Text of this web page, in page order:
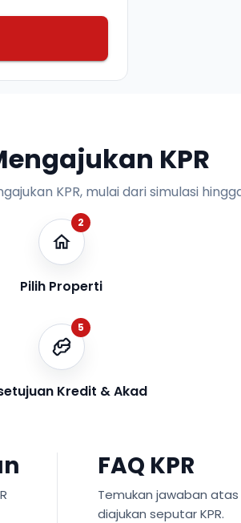
KPR
KPR, mulai dari simulasi
2
Pilih Properti
5
Kredit & Akad
FAQ KPR
Temukan jawaban
diajukan seputar KPR.